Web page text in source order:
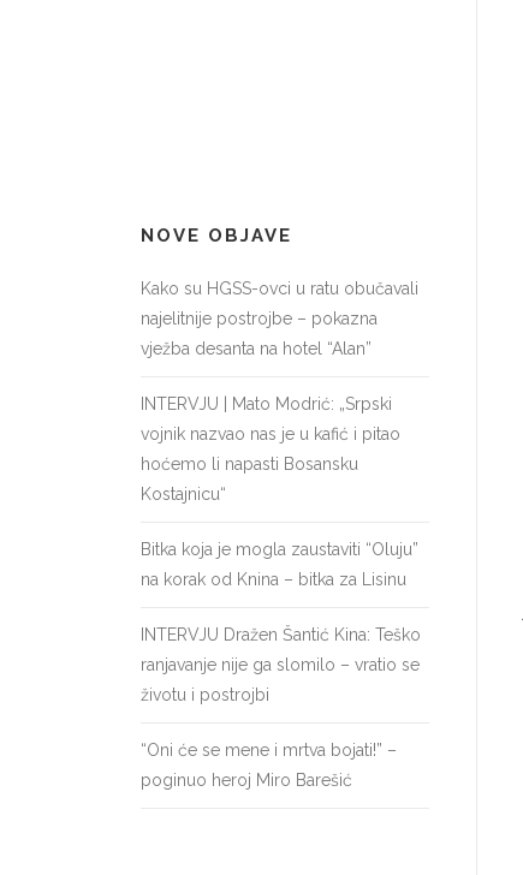
NOVE OBJAVE
Kako su HGSS-ovci u ratu obučavali
najelitnije postrojbe – pokazna
vježba desanta na hotel “Alan”
INTERVJU | Mato Modrić: „Srpski
vojnik nazvao nas je u kafić i pitao
hoćemo li napasti Bosansku
Kostajnicu“
Bitka koja je mogla zaustaviti “Oluju”
na korak od Knina – bitka za Lisinu
INTERVJU Dražen Šantić Kina: Teško
ranjavanje nije ga slomilo – vratio se
životu i postrojbi
“Oni će se mene i mrtva bojati!” –
poginuo heroj Miro Barešić